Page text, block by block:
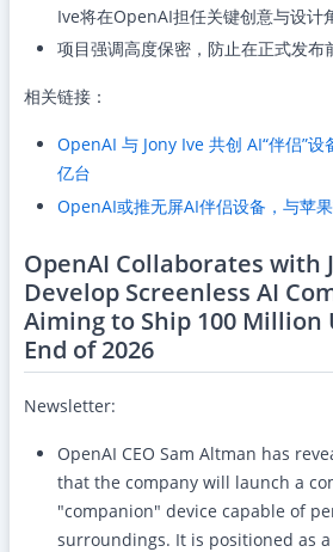
Ive将在OpenAI担任关键创意与设计
项目强调高度保密，防止在正式发布
相关链接：
OpenAI 与 Jony Ive 共创 AI“伴侣”设
亿台
OpenAI或推无屏AI伴侣设备，与苹
OpenAI Collaborates with
Develop Screenless AI
Aiming to Ship 100 Million
End of 2026
Newsletter:
OpenAI CEO Sam Altman has
that the company will launch a
"companion" device capable of
surroundings. It is positioned as